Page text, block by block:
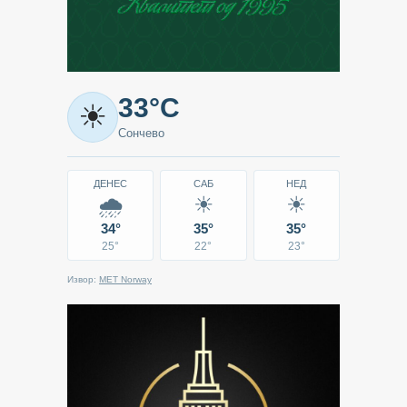
Метео
-
Кавадарци
☀ 33°C
Сончево
ДЕНЕС
🌧
34°
25°
САБ
☀
35°
22°
НЕД
☀
35°
23°
Извор: MET Norway